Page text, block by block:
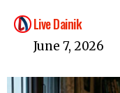
Live Dainik
June 7, 2026